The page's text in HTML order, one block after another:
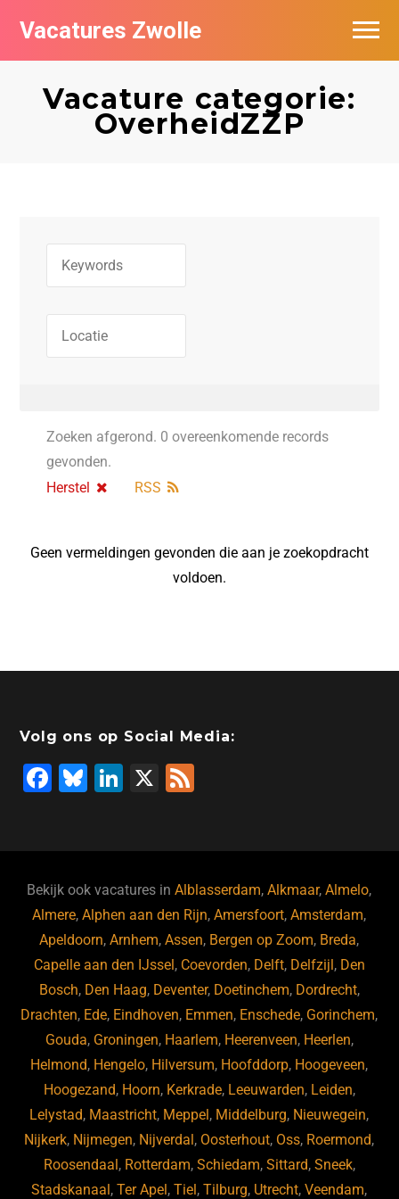
Vacatures Zwolle
Vacature categorie:
OverheidZZP
Zoeken afgerond. 0 overeenkomende records
gevonden.
Herstel
RSS
Geen vermeldingen gevonden die aan je zoekopdracht
voldoen.
Volg ons op Social Media:
F
b
o
o
k
Bl
ky
Li
dI
n
X
Bekijk ook vacatures inAlblasserdam,Alkmaar,Almelo,
Almere,Alphen aan den Rijn,Amersfoort,Amsterdam,
Apeldoorn,Arnhem,Assen, Bergen op Zoom, Breda,
Capelle aan den IJssel , Coevorden, Delft, Delfzijl , Den
Bosch, Den Haag, Deventer, Doetinchem, Dordrecht,
Drachten, Ede, Eindhoven, Emmen, Enschede, Gorinchem,
Gouda, Groningen, Haarlem, Heerenveen, Heerlen,
Helmond, Hengelo, Hilversum, Hoofddorp, Hoogeveen,
Hoogezand, Hoorn, Kerkrade, Leeuwarden, Leiden,
Lelystad, Maastricht, Meppel , Middelburg, Nieuwegein,
Nijkerk, Nijmegen, Nijverdal , Oosterhout, Oss, Roermond,
Roosendaal , Rotterdam, Schiedam, Sittard, Sneek,
Stadskanaal ,Ter Apel ,Tiel ,Tilburg, Utrecht,Veendam,
Vacatures per bedrijf
De populairste vacatures in Zwolle